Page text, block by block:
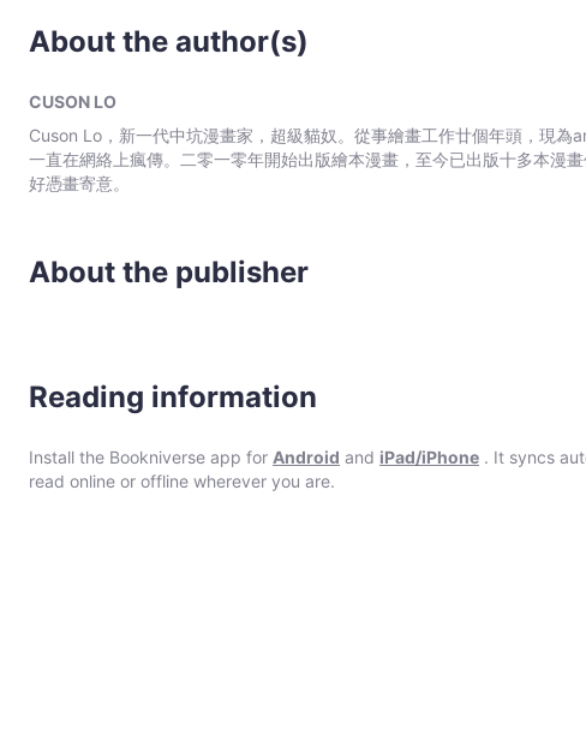
About the author(s)
CUSON LO
Cuson Lo，新一代中坑漫畫家，超級貓奴。從事繪畫工作廿個年頭，現
一直在網絡上瘋傳。二零一零年開始出版繪本漫畫，至今已出版十多本漫
好憑畫寄意。
About the publisher
Reading information
Install the Bookniverse app for Android and iPad/iPhone . It syncs
read online or offline wherever you are.